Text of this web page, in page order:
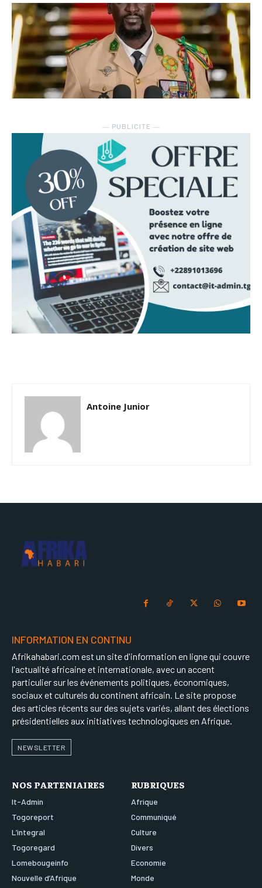
― PUBLICITE ―
Antoine Junior
INFORMATION EN CONTINU
Afrikahabari.com est un site d'information en ligne qui couvre
l'actualité africaine et internationale, avec un accent
particulier sur les événements politiques, économiques,
sociaux et culturels du continent africain. Le site propose
des articles récents sur des sujets variés, allant des élections
présidentielles aux initiatives technologiques en Afrique.
NEWSLETTER
NOS PARTENIAIRES
It-Admin
Togoreport
L’integral
Togoregard
Lomebougeinfo
Nouvelle d’Afrique
RUBRIQUES
Afrique
Communiqué
Culture
Divers
Economie
Monde